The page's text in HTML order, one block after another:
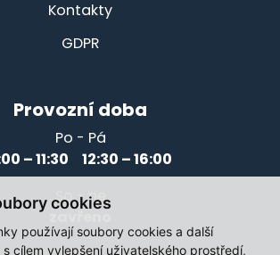
cookies
používají soubory cookies a další
cílem vylepšení uživatelského prostředí,
Kontakty
GDPR
Provozní doba
Po - Pá
– 11:30 12:30 – 16:00
So - ne